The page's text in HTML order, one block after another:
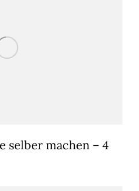
selber machen – 4